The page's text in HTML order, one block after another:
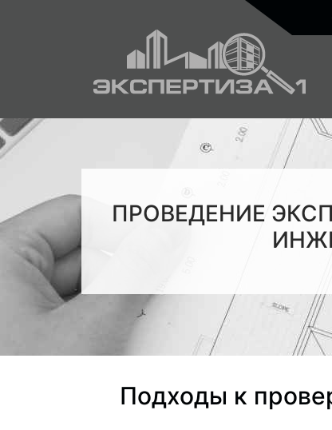
ПРОВЕДЕНИЕ
Подходы к